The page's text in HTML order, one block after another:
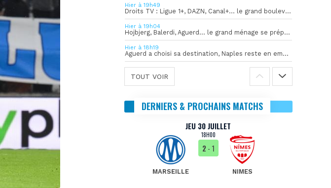
Hier à 19h49
Droits TV : Ligue 1+, DAZN, Canal+… le grand bouleversement
Hier à 19h04
Hojbjerg, Balerdi, Aguerd… le grand ménage se prépare
Hier à 18h19
Aguerd a choisi sa destination, Naples reste en embuscade
TOUT VOIR
DERNIERS & PROCHAINS MATCHS
DIM 30 AOÛT
20H45
JEU 30 JUILLET
18H00
MARSEILLE
2- 1
NIMES